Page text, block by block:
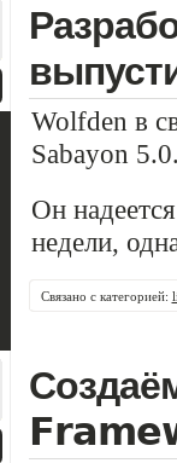
Wolfden в
Sabayon 5.0.
Он
недели,
Связано с категорией: